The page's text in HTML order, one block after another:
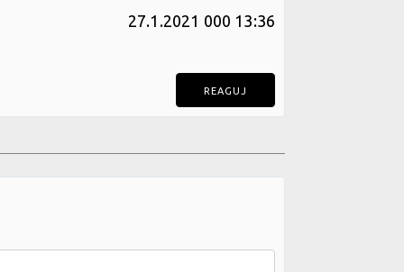
27.1.2021 000 13:36
REAGUJ